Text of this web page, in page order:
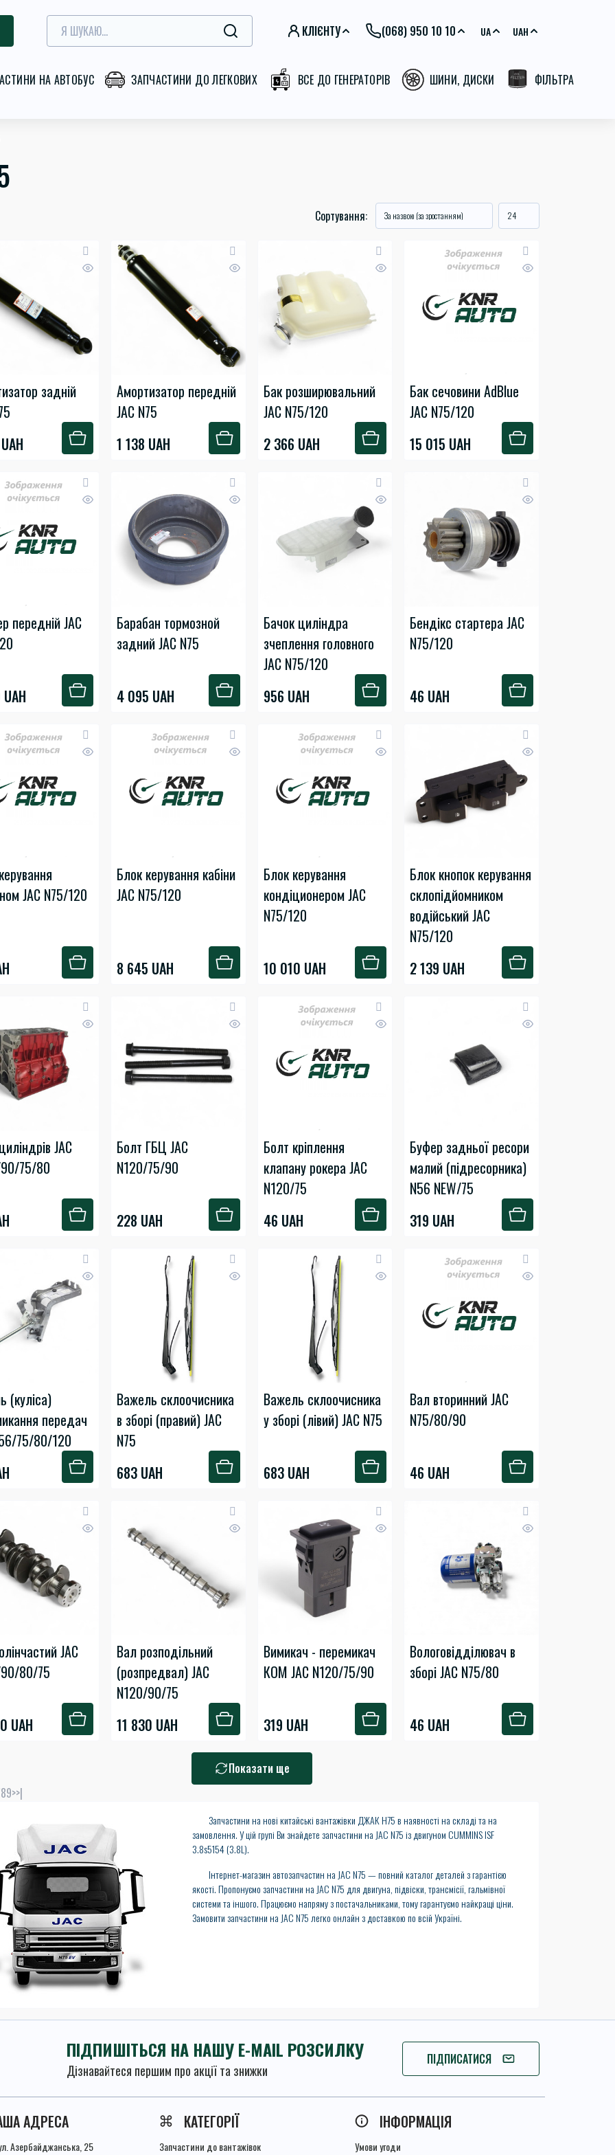
КЛІЄНТУ (068) 950 10 10 UA UAH
НА АВТОБУС ЗАПЧАСТИНИ ДО ЛЕГКОВИХ ВСЕ ДО ГЕНЕРАТОРІВ ШИНИ, ДИСКИ ФІЛЬТРА
Сортування:
задній
Амортизатор передній
JAC N75
1 138 UAH
Бак розширювальний
JAC N75/120
2 366 UAH
Бак сечовини AdBlue
JAC N75/120
15 015 UAH
передній JAC
Барабан тормозной
задний JAC N75
4 095 UAH
Бачок циліндра
зчеплення головного
JAC N75/120
956 UAH
Бендікс стартера JAC
N75/120
46 UAH
JAC N75/120
Блок керування кабіни
JAC N75/120
8 645 UAH
Блок керування
кондіционером JAC
N75/120
10 010 UAH
Блок кнопок керування
склопідйомником
водійський JAC
N75/120
2 139 UAH
JAC
75/80
Болт ГБЦ JAC
N120/75/90
228 UAH
Болт кріплення
клапану рокера JAC
N120/75
46 UAH
Буфер задньої ресори
малий (підресорника)
N56 NEW/75
319 UAH
(куліса)
передач
75/80/120
Важель склоочисника
в зборі (правий) JAC
N75
683 UAH
Важель склоочисника
у зборі (лівий) JAC N75
683 UAH
Вал вторинний JAC
N75/80/90
46 UAH
JAC
80/75
UAH
Вал розподільний
(розпредвал) JAC
N120/90/75
11 830 UAH
Вимикач - перемикач
КОМ JAC N120/75/90
319 UAH
Вологовідділювач в
зборі JAC N75/80
46 UAH
Показати ще
89>>|
Запчастини на нові китайські вантажівки ДЖАК Н75 в наявності на складі та на
замовлення. У цій групі Ви знайдете запчастини на JAC N75 із двигуном CUMMINS ISF
3.8s5154 (3.8L).
Інтернет-магазин автозапчастин на JAC N75 — повний каталог деталей з гарантією
якості. Пропонуємо запчастини на JAC N75 для двигуна, підвіски, трансмісії, гальмівної
системи та іншого. Працюємо напряму з постачальниками, тому гарантуємо найкращі ціни.
Замовити запчастини на JAC N75 легко онлайн з доставкою по всій Україні.
ПІДПИШІТЬСЯ НА НАШУ E-MAIL РОЗСИЛКУ
Дізнавайтеся першим про акції та знижки
ПІДПИСАТИСЯ
ПІДПИШІТЬСЯ
АДРЕСА
Азербайджанська, 25
КАТЕГОРІЇ
Запчастини до вантажівок
ІНФОРМАЦІЯ
Умови угоди